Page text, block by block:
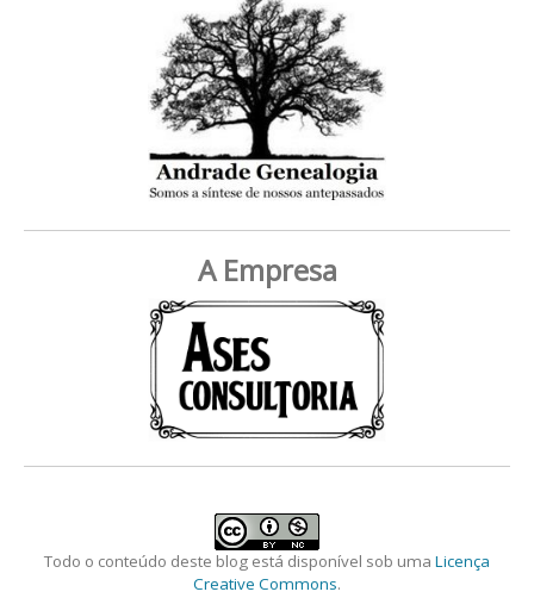
A Empresa
Todo o conteúdo deste blog está disponível sob uma Licença
Creative Commons.